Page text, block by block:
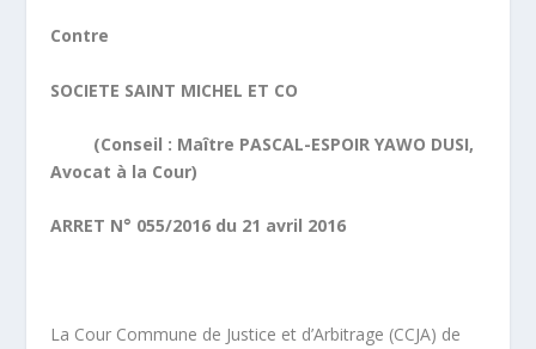
Contre
SOCIETE SAINT MICHEL ET CO
(Conseil : Maître PASCAL-ESPOIR YAWO DUSI,
Avocat à la Cour)
ARRET N° 055/2016 du 21 avril 2016
La Cour Commune de Justice et d’Arbitrage (CCJA) de